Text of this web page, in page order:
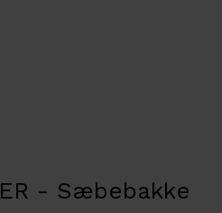
- Sæbebakke